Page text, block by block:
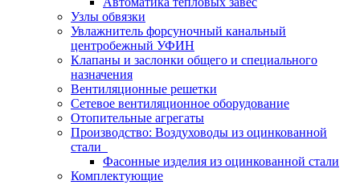
Узлы обвязки
Увлажнитель форсуночный канальный
центробежный УФИН
Клапаны и заслонки общего и специального
назначения
Вентиляционные решетки
Сетевое вентиляционное оборудование
Отопительные агрегаты
Производство: Воздуховоды из оцинкованной
стали
Фасонные изделия из оцинкованной стали
Комплектующие